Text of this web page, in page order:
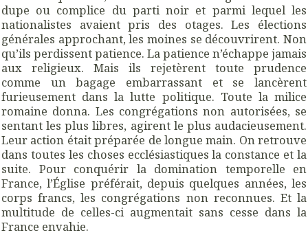
dupe ou complice du parti noir et parmi lequel les
nationalistes avaient pris des otages. Les élections
générales approchant, les moines se découvrirent. Non
qu’ils perdissent patience. La patience n’échappe jamais
aux religieux. Mais ils rejetèrent toute prudence
comme un bagage embarrassant et se lancèrent
furieusement dans la lutte politique. Toute la milice
romaine donna. Les congrégations non autorisées, se
sentant les plus libres, agirent le plus audacieusement.
Leur action était préparée de longue main. On retrouve
dans toutes les choses ecclésiastiques la constance et la
suite. Pour conquérir la domination temporelle en
France, l’Église préférait, depuis quelques années, les
corps francs, les congrégations non reconnues. Et la
multitude de celles-ci augmentait sans cesse dans la
France envahie.